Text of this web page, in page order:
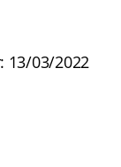
13/03/2022